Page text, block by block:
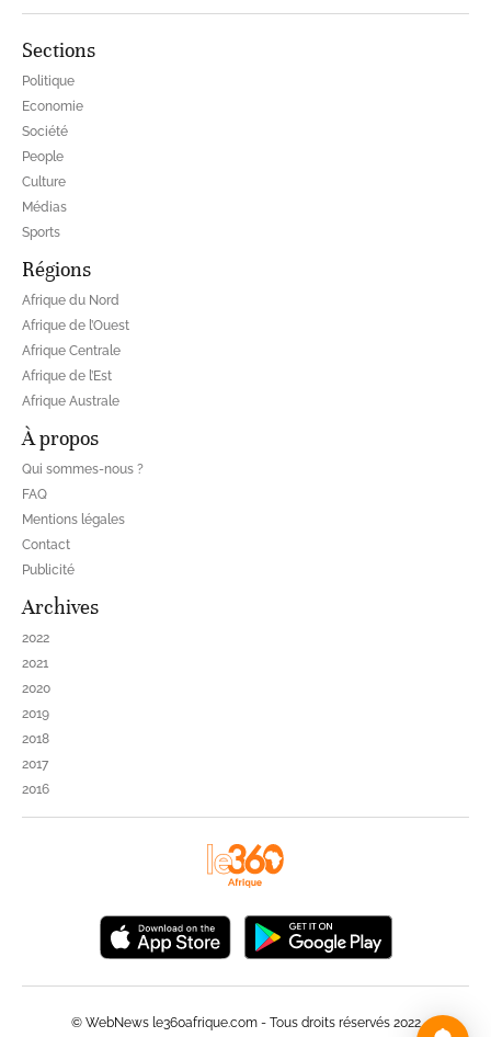
Sections
Politique
Economie
Société
People
Culture
Médias
Sports
Régions
Afrique du Nord
Afrique de l’Ouest
Afrique Centrale
Afrique de l’Est
Afrique Australe
À propos
Qui sommes-nous ?
FAQ
Mentions légales
Contact
Publicité
Archives
2022
2021
2020
2019
2018
2017
2016
© WebNews le360afrique.com - Tous droits réservés 2022